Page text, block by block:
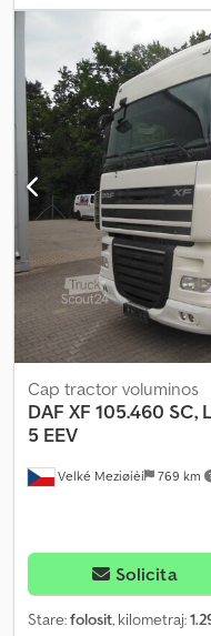
180.000 kg, greutatea
, tip de
aer condiționat,
filtru de particule
, Se
leasing. Inspecția tehnică
trebuie înlocuit, iar din
sistemul SCR indică o
de particule (DPF).
Deoarece este un vehicul
este cunoscut.
Velké Meziøíèí 769 km
Cap tractor voluminos
DAF XF 105.460 SC,
5 EEV
Solicita
Stare:folosit, kilometraj: